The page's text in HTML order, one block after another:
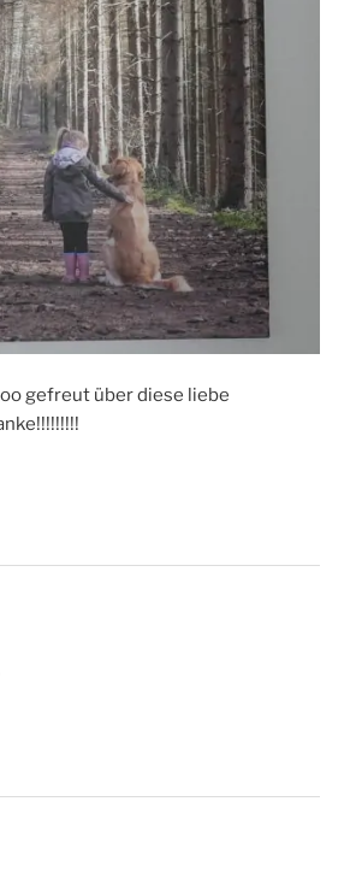
gefreut über diese liebe